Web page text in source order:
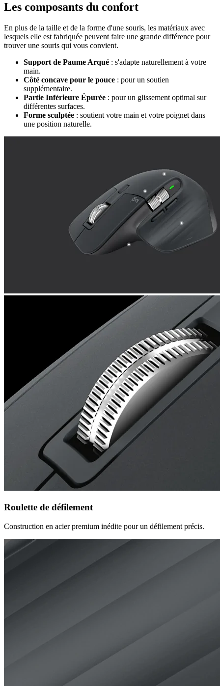
Les composants du confort
En plus de la taille et de la forme d'une souris, les matériaux avec
lesquels elle est fabriquée peuvent faire une grande différence pour
trouver une souris qui vous convient.
Support de Paume Arqué : s'adapte naturellement à votre
main.
Côté concave pour le pouce : pour un soutien
supplémentaire.
Partie Inférieure Épurée : pour un glissement optimal sur
différentes surfaces.
Forme sculptée : soutient votre main et votre poignet dans
une position naturelle.
Roulette de défilement
Construction en acier premium inédite pour un défilement précis.